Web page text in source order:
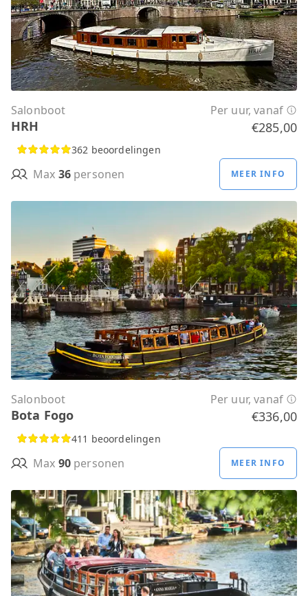
Salonboot Per uur, vanaf
HRH €285,00
362 beoordelingen
Max 36personen MEER INFO
Salonboot Per uur, vanaf
Bota Fogo €336,00
411 beoordelingen
Max 90personen MEER INFO